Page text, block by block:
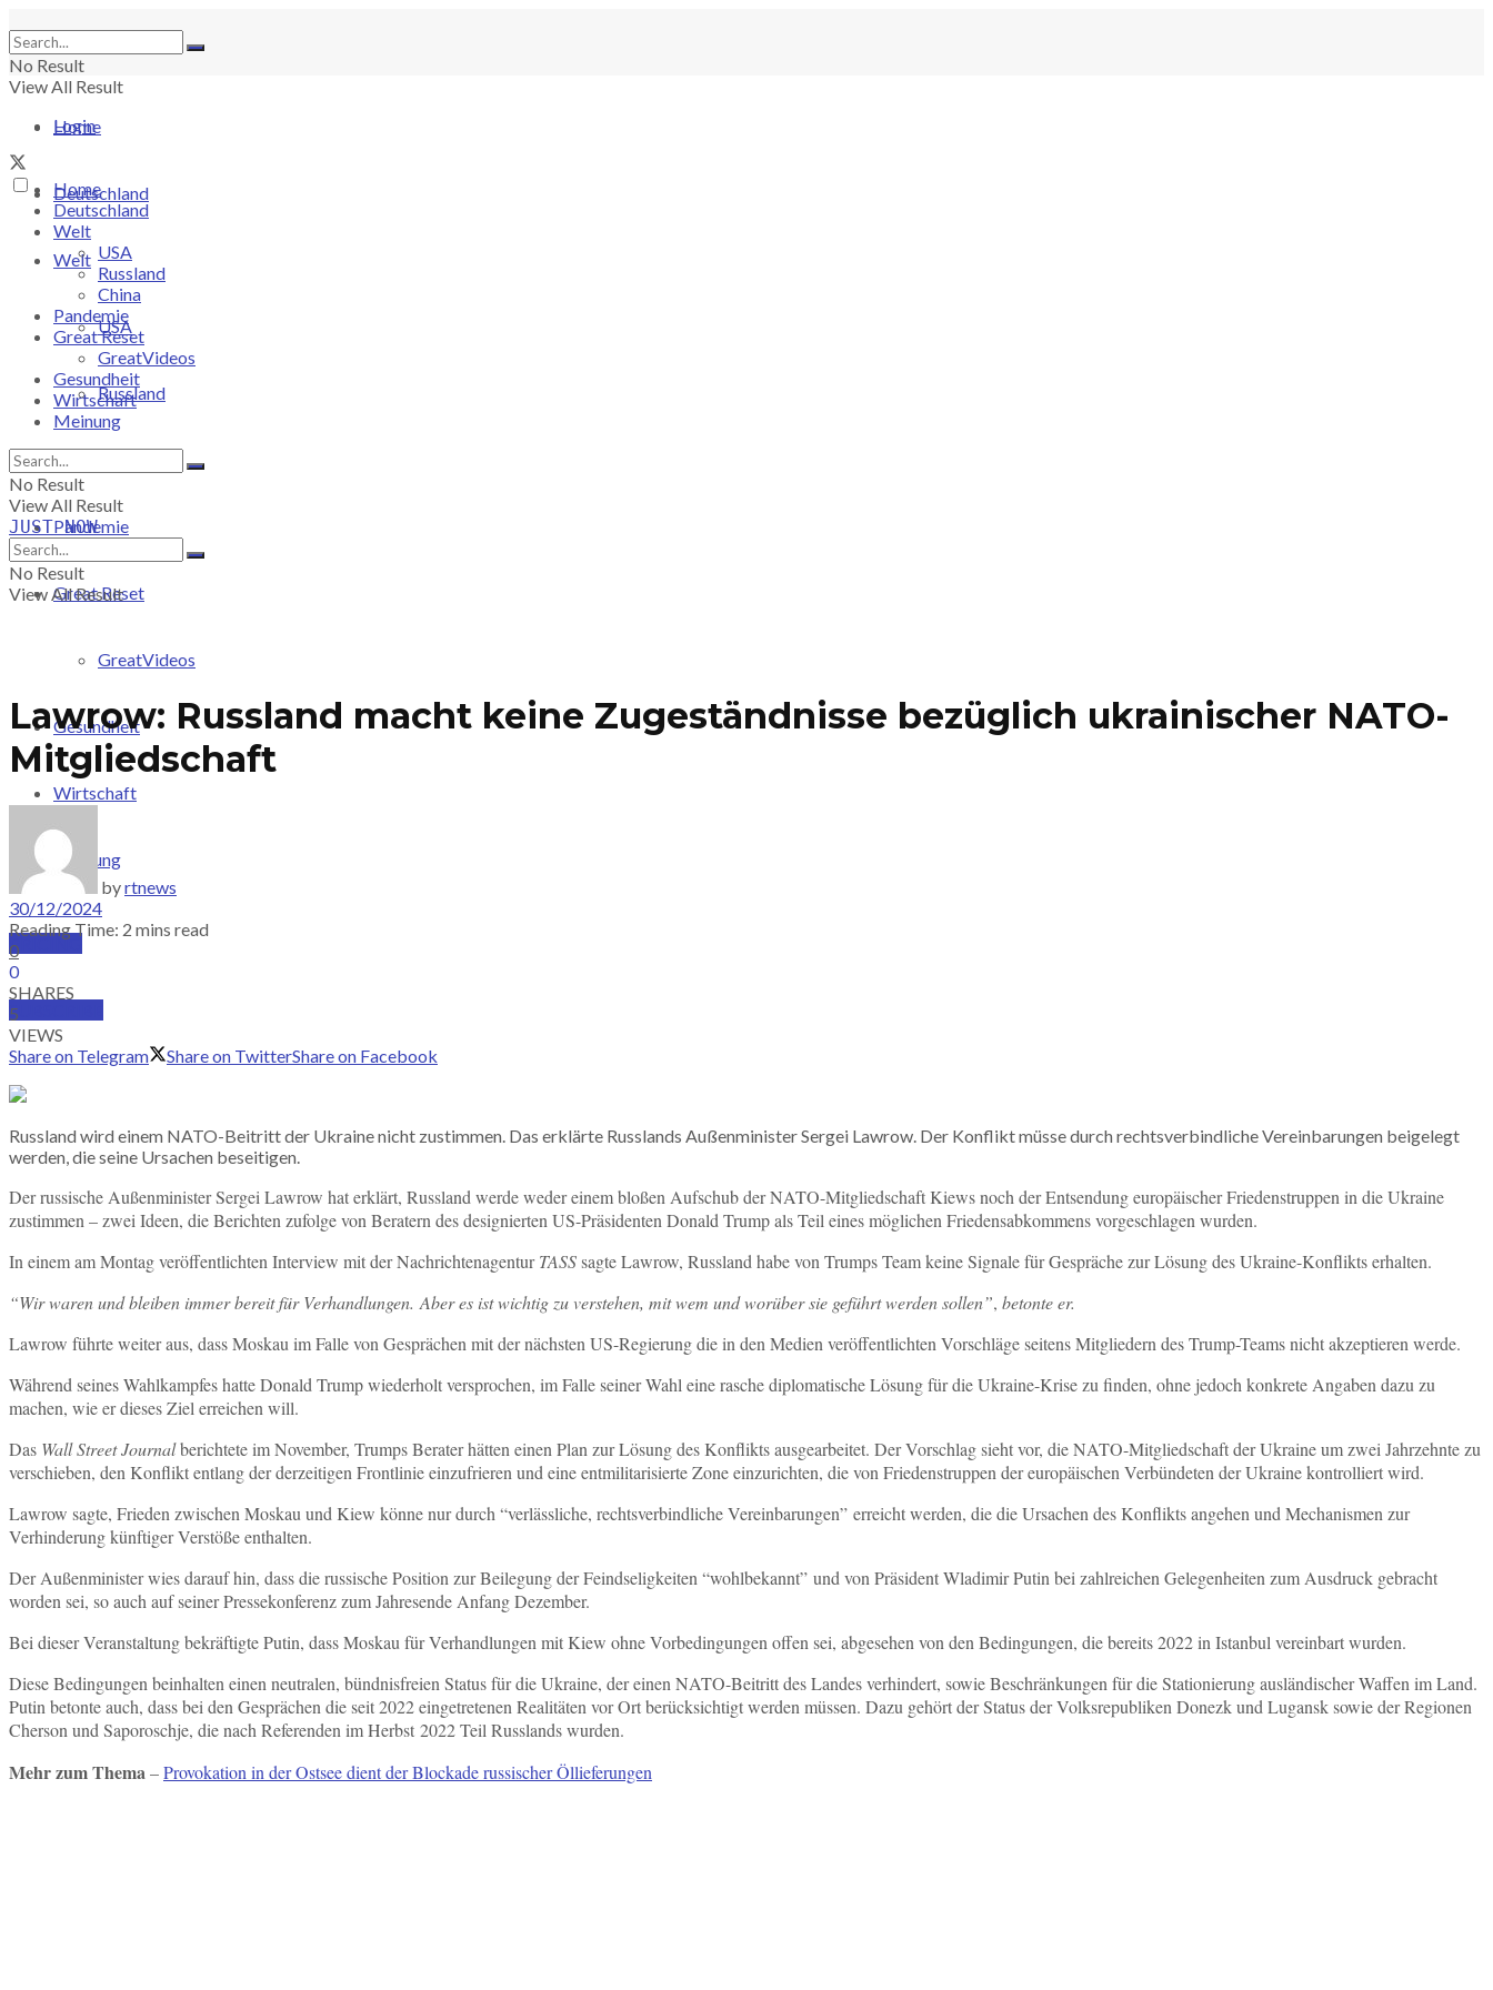
No Result
View All Result
Login
Home
Deutschland
Welt
USA
Russland
Pandemie
Great Reset
GreatVideos
Gesundheit
Wirtschaft
Meinung
PRICING
SUBSCRIBE
Home
Deutschland
Welt
USA
Russland
China
Pandemie
Great Reset
GreatVideos
Gesundheit
Wirtschaft
Meinung
No Result
View All Result
JUST-NOW
No Result
View All Result
Lawrow: Russland macht keine Zugeständnisse bezüglich ukrainischer NATO-
Mitgliedschaft
byrtnews
30/12/2024
Reading Time: 2 mins read
0
0
SHARES
5
VIEWS
Share on Telegram
Share on TwitterShare on Facebook
Russland wird einem NATO-Beitritt der Ukraine nicht zustimmen. Das erklärte Russlands Außenminister Sergei Lawrow. Der Konflikt müsse durch rechtsverbindliche Vereinbarungen beigelegt
werden, die seine Ursachen beseitigen.
Der russische Außenminister Sergei Lawrow hat erklärt, Russland werde weder einem bloßen Aufschub der NATO-Mitgliedschaft Kiews noch der Entsendung europäischer Friedenstruppen in die Ukraine
zustimmen – zwei Ideen, die Berichten zufolge von Beratern des designierten US-Präsidenten Donald Trump als Teil eines möglichen Friedensabkommens vorgeschlagen wurden.
In einem am Montag veröffentlichten Interview mit der NachrichtenagenturTASSsagte Lawrow, Russland habe von Trumps Team keine Signale für Gespräche zur Lösung des Ukraine-Konflikts erhalten.
“Wir waren und bleiben immer bereit für Verhandlungen. Aber es ist wichtig zu verstehen, mit wem und worüber sie geführt werden sollen”, betonte er.
Lawrow führte weiter aus, dass Moskau im Falle von Gesprächen mit der nächsten US-Regierung die in den Medien veröffentlichten Vorschläge seitens Mitgliedern des Trump-Teams nicht akzeptieren werde.
Während seines Wahlkampfes hatte Donald Trump wiederholt versprochen, im Falle seiner Wahl eine rasche diplomatische Lösung für die Ukraine-Krise zu finden, ohne jedoch konkrete Angaben dazu zu
machen, wie er dieses Ziel erreichen will.
Das Wall Street Journalberichtete im November, Trumps Berater hätten einen Plan zur Lösung des Konflikts ausgearbeitet. Der Vorschlag sieht vor, die NATO-Mitgliedschaft der Ukraine um zwei Jahrzehnte zu
verschieben, den Konflikt entlang der derzeitigen Frontlinie einzufrieren und eine entmilitarisierte Zone einzurichten, die von Friedenstruppen der europäischen Verbündeten der Ukraine kontrolliert wird.
Lawrow sagte, Frieden zwischen Moskau und Kiew könne nur durch “verlässliche, rechtsverbindliche Vereinbarungen” erreicht werden, die die Ursachen des Konflikts angehen und Mechanismen zur
Verhinderung künftiger Verstöße enthalten.
Der Außenminister wies darauf hin, dass die russische Position zur Beilegung der Feindseligkeiten “wohlbekannt” und von Präsident Wladimir Putin bei zahlreichen Gelegenheiten zum Ausdruck gebracht
worden sei, so auch auf seiner Pressekonferenz zum Jahresende Anfang Dezember.
Bei dieser Veranstaltung bekräftigte Putin, dass Moskau für Verhandlungen mit Kiew ohne Vorbedingungen offen sei, abgesehen von den Bedingungen, die bereits 2022 in Istanbul vereinbart wurden.
Diese Bedingungen beinhalten einen neutralen, bündnisfreien Status für die Ukraine, der einen NATO-Beitritt des Landes verhindert, sowie Beschränkungen für die Stationierung ausländischer Waffen im Land.
Putin betonte auch, dass bei den Gesprächen die seit 2022 eingetretenen Realitäten vor Ort berücksichtigt werden müssen. Dazu gehört der Status der Volksrepubliken Donezk und Lugansk sowie der Regionen
Cherson und Saporoschje, die nach Referenden im Herbst 2022 Teil Russlands wurden.
Mehr zum Thema–Provokation in der Ostsee dient der Blockade russischer Öllieferungen